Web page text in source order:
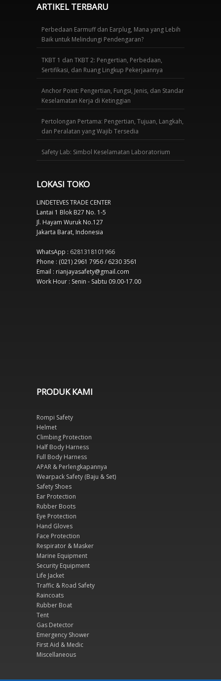
ARTIKEL TERBARU
Perbedaan Earmuff dan Earplug, Mana yang Lebih
Baik untuk Melindungi Pendengaran?
TKBT 1 dan TKBT 2: Pengertian, Perbedaan,
Sertifikasi, dan Ruang Lingkup Pekerjaannya
Anchor Point: Pengertian, Fungsi, Jenis, dan Standar
Keselamatan Kerja di Ketinggian
Pertolongan Pertama: Pengertian, Tujuan, Langkah,
dan Peralatan yang Wajib Tersedia
Safety Lab: Simbol Keselamatan Laboratorium
LOKASI TOKO
LINDETEVES TRADE CENTER
Lantai 1 Blok B27 No. 1-5
Jl. Hayam Wuruk No.127
Jakarta Barat, Indonesia
WhatsApp : 6281318101966
Phone : (021) 2961 7956 / 6230 3561
Email : rianjayasafety@gmail.com
Work Hour : Senin - Sabtu 09.00-17.00
PRODUK KAMI
Rompi Safety
Helmet
Climbing Protection
Half Body Harness
Full Body Harness
APAR & Perlengkapannya
Wearpack Safety (Baju & Set)
Safety Shoes
Ear Protection
Rubber Boots
Eye Protection
Hand Gloves
Face Protection
Respirator & Masker
Marine Equipment
Security Equipment
Life Jacket
Traffic & Road Safety
Raincoats
Rubber Boat
Tent
Gas Detector
Emergency Shower
First Aid & Medic
Miscellaneous